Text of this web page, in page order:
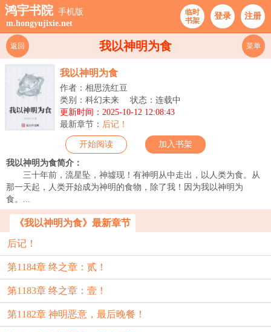
鸿宇书院 手机版
m.hongyujixie.net
临时
书架
登录 注册
我以神明为食
返回 菜单
我以神明为食
作者：相思洗红豆
类别：科幻未来
状态：连载中
更新时间：2025-10-12 12:08:43
最新章节： 后记！
开始阅读 加入书架
我以神明为食简介：
三十年前，流星坠，神墟现！有神明从中走出，以人类为食。从
那一天起，人类开始成为神明的食物，除了我！因为我以神明为
食。...
《我以神明为食》最新章节
后记！
第1184章 终之章：贰！
第1183章 终之章：壹！
第1182章 神明恶意，最后晚餐！